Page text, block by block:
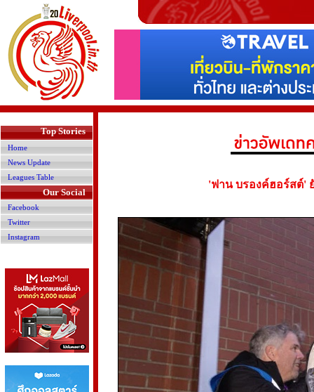
Top Stories
Home
News Update
Leagues Table
Our Social
Facebook
Twitter
Instagram
'ฟาน บรองค์ฮอร์สต์'